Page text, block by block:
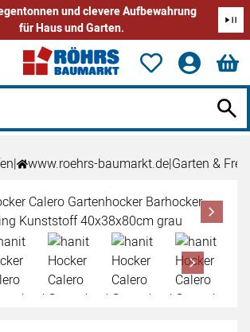
und clevere Aufbewahrung
für Haus und Garten.
springen
| www.roehrs-baumarkt.de|Garten &
springen